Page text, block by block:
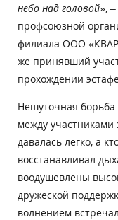
небо над головой»,
профсоюзной
филиала ООО
же принявший
прохождении
Нешуточная борьба
между участниками
давалась легко, а
восстанавливал
воодушевлены
дружеской
волнением